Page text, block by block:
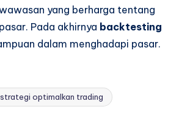
yang berharga tentang
Pada akhirnya backtesting
dalam menghadapi pasar.
strategi optimalkan trading